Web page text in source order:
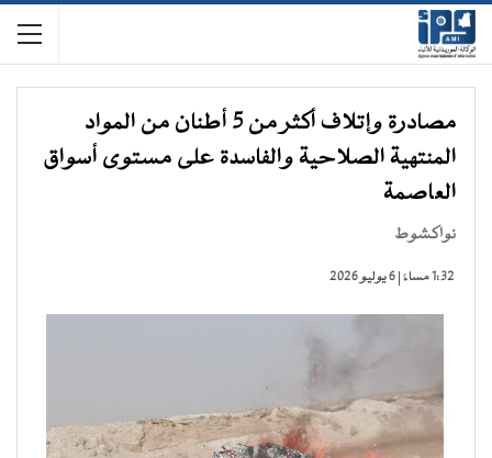
مصادرة وإتلاف أكثر من 5 أطنان من المواد
المنتهية الصلاحية والفاسدة على مستوى أسواق
العاصمة
نواكشوط
1:32 مساءً | 6 يوليو 2026